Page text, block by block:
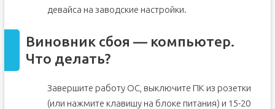
девайса на заводские настройки.
Виновник сбоя — компьютер.
Что делать?
Завершите работу ОС, выключите ПК из розетки
(или нажмите клавишу на блоке питания) и 15-20